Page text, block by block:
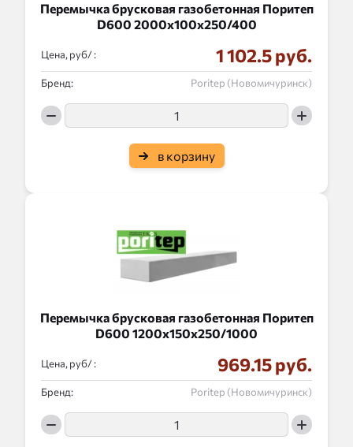
Перемычка брусковая газобетонная Поритеп
D600 2000x100x250/400
Цена, руб/ : 1 102.5 руб.
Бренд: Poritep (Новомичуринск)
в корзину
Перемычка брусковая газобетонная Поритеп
D600 1200x150x250/1000
Цена, руб/ : 969.15 руб.
Бренд: Poritep (Новомичуринск)